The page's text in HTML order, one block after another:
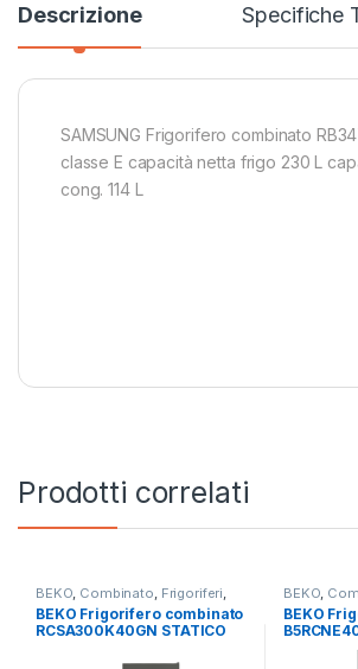
Descrizione Specifiche
SAMSUNG Frigorifero combinato
classe E capacità netta frigo 230 L
cong. 114 L
Prodotti correlati
BEKO Combinato Frigoriferi
Libera Installazione
BEKO Frigorifero combinato
RCSA300K40GN STATICO
BEKO
Libera
BEKO